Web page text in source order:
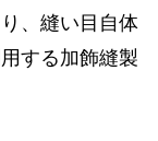
、縫い目自体
する加飾縫製